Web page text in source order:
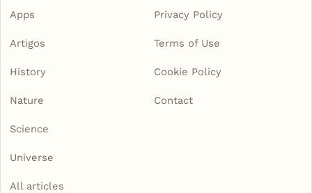
Apps
Artigos
History
Nature
Science
Universe
All articles
Privacy Policy
Terms of Use
Cookie Policy
Contact